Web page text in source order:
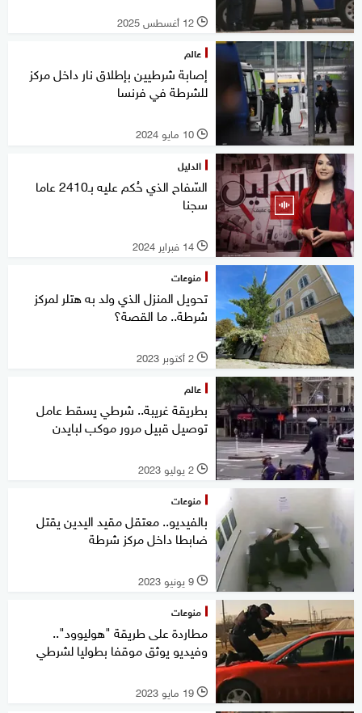
l 12 أغسطس 2025
عالم
إصابة شرطيين بإطلاق نار داخل مركز
للشرطة في فرنسا
l 10 مايو 2024
الدليل
السّفاح الذي حُكم عليه بـ2410 عاما
سجنا
l 14 فبراير 2024
منوعات
تحويل المنزل الذي ولد به هتلر لمركز
شرطة.. ما القصة؟
l 2 أكتوبر 2023
عالم
بطريقة غريبة.. شرطي يسقط عامل
توصيل قبيل مرور موكب لبايدن
l 2 يوليو 2023
منوعات
بالفيديو.. معتقل مقيد اليدين يقتل
ضابطا داخل مركز شرطة
l 9 يونيو 2023
منوعات
مطاردة على طريقة "هوليوود"..
وفيديو يوثق موقفا بطوليا لشرطي
l 19 مايو 2023